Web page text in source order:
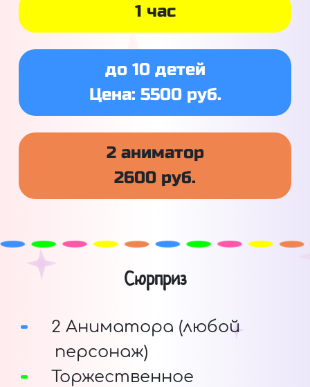
1 час
до 10 детей
Цена: 5500 руб.
2 аниматор
2600 руб.
Сюрприз
2 Аниматора (любой
персонаж)
Торжественное